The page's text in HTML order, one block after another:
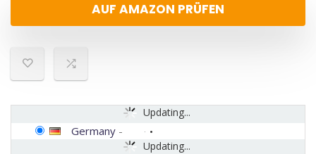
AUF AMAZON PRÜFEN
Updating...
Updating...
Germany -